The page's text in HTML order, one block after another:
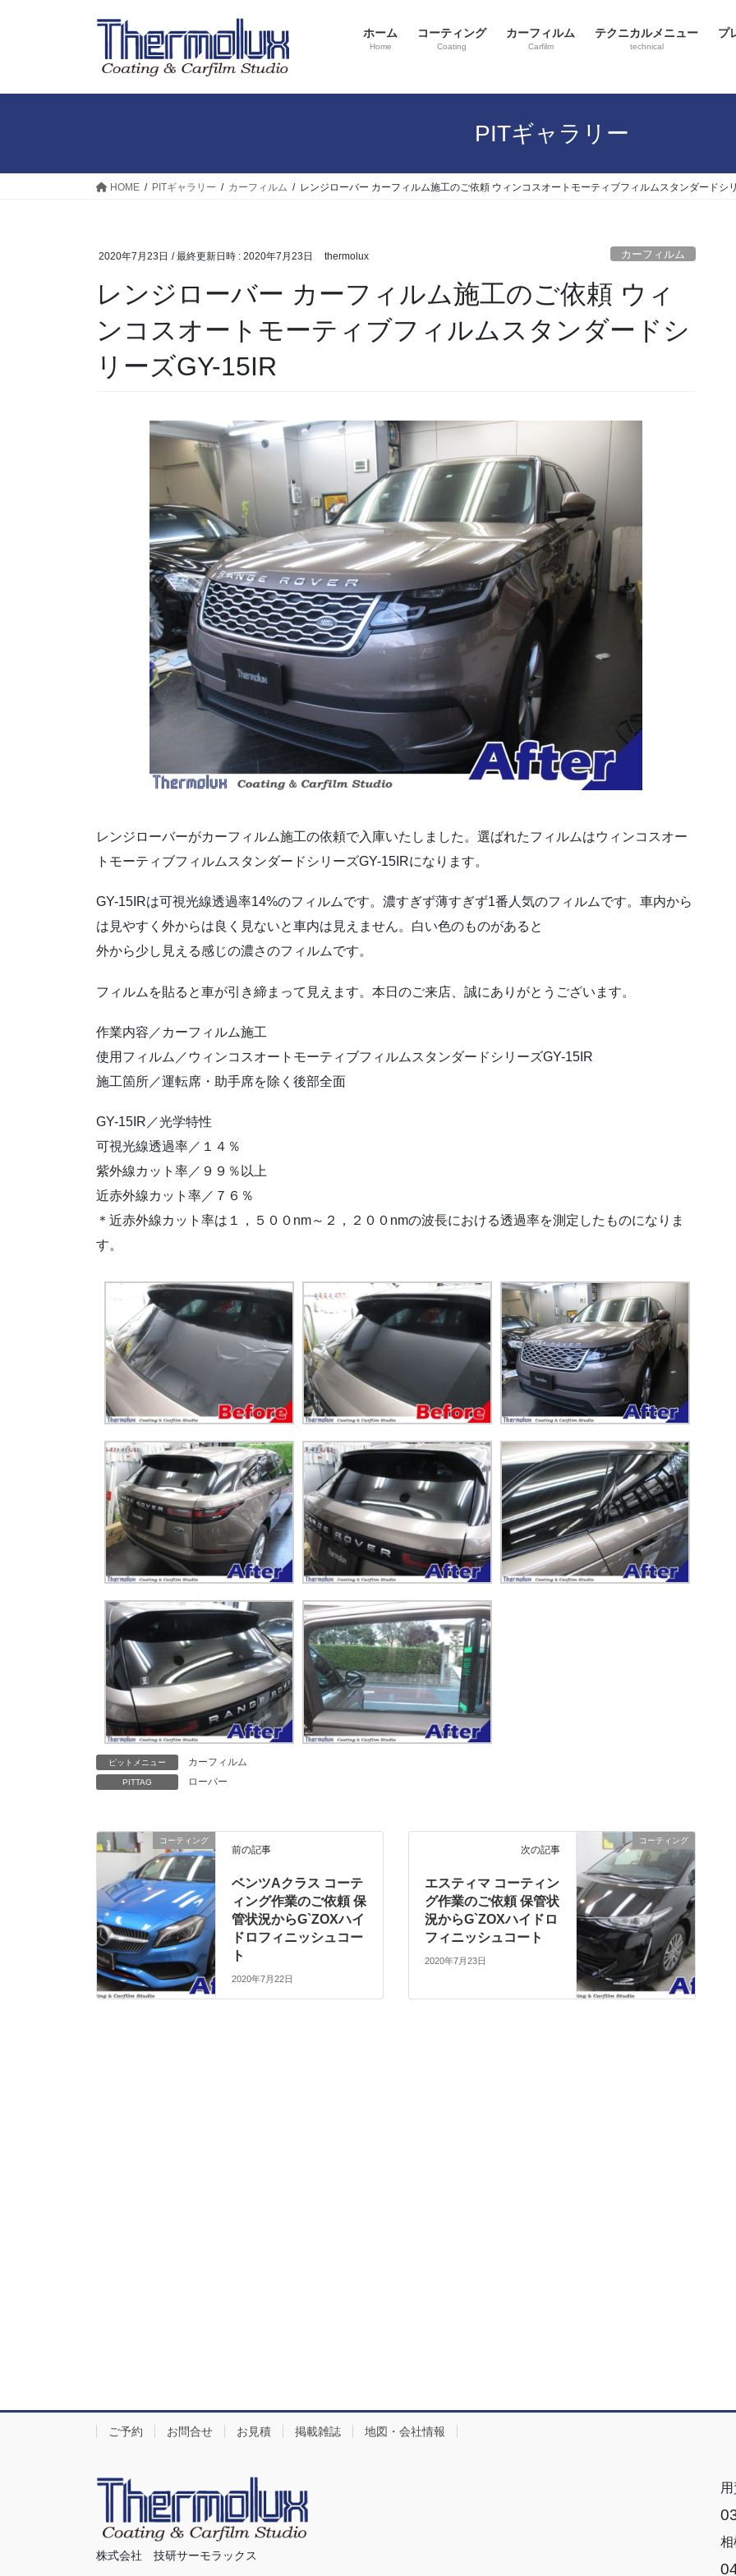
ホーム
Home
コーティング
Coating
カーフィルム
Carfilm
テクニカルメニュー
technical
プ
PITギャラリー
HOME PITギャラリー カーフィルム レンジローバー カーフィルム施工のご依頼 ウィンコスオートモーティブフィルムスタンダードシ
2020年7月23日 / 最終更新日時 : 2020年7月23日 thermolux カーフィルム
レンジローバー カーフィルム施工のご依頼 ウィ
ンコスオートモーティブフィルムスタンダードシ
リーズGY-15IR
レンジローバーがカーフィルム施工の依頼で入庫いたしました。選ばれたフィルムはウィンコスオー
トモーティブフィルムスタンダードシリーズGY-15IRになります。
GY-15IRは可視光線透過率14%のフィルムです。濃すぎず薄すぎず1番人気のフィルムです。車内から
は見やすく外からは良く見ないと車内は見えません。白い色のものがあると
外から少し見える感じの濃さのフィルムです。
フィルムを貼ると車が引き締まって見えます。本日のご来店、誠にありがとうございます。
作業内容／カーフィルム施工
使用フィルム／ウィンコスオートモーティブフィルムスタンダードシリーズGY-15IR
施工箇所／運転席・助手席を除く後部全面
GY-15IR／光学特性
可視光線透過率／１４％
紫外線カット率／９９％以上
近赤外線カット率／７６％
＊近赤外線カット率は１，５００nm～２，２００nmの波長における透過率を測定したものになりま
す。
ピットメニュー カーフィルム
PITTAG ローバー
コーティング
前の記事
ベンツAクラス コーテ
ィング作業のご依頼 保
管状況からG`ZOXハイ
ドロフィニッシュコー
ト
2020年7月22日
コーティング
次の記事
エスティマ コーティン
グ作業のご依頼 保管状
況からG`ZOXハイドロ
フィニッシュコート
2020年7月23日
ご予約 お問合せ お見積 掲載雑誌 地図・会社情報
株式会社 技研サーモラックス
相